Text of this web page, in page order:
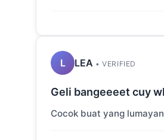
L LEA • VERIFIED
Geli bangeeeet cuy
Cocok buat yang